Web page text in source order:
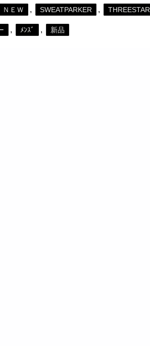
ＮＥＷ , SWEATPARKER , THREESTAR
, ﾒﾝｽﾞ , 新品